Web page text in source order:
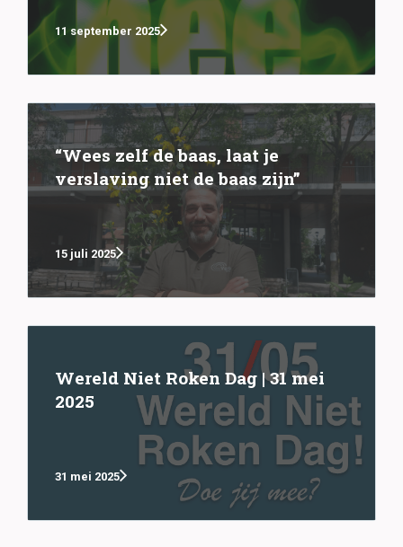
11 september 2025
“Wees zelf de baas, laat je
verslaving niet de baas zijn”
15 juli 2025
Wereld Niet Roken Dag | 31 mei
2025
31 mei 2025